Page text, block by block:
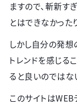
ますので、斬新
とはできなかった
しかし自分の発
トレンドを感じる
ると良いのではな
このサイトはWEB